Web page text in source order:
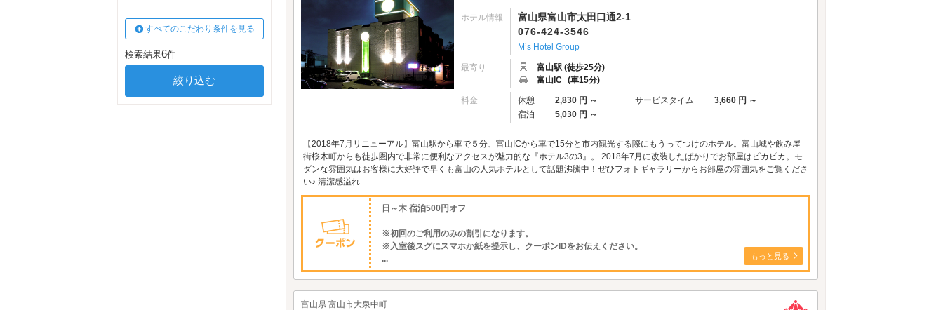
ホテル情報
富山県富山市太田口通2-1
076-424-3546
M’s Hotel Group
最寄り
富山駅 (徒歩25分)
富山IC (車15分)
料金 休憩 2,830 円 ～ サービスタイム
3,660 円 ～
宿泊
5,030 円 ～
【2018年7月リニューアル】富山駅から車で５分、富山ICから車で15分と市内観光する際にもうってつけのホテル。富山城や飲み屋
街桜木町からも徒歩圏内で非常に便利なアクセスが魅力的な『ホテル3の3』。 2018年7月に改装したばかりでお部屋はピカピカ。モ
ダンな雰囲気はお客様に大好評で早くも富山の人気ホテルとして話題沸騰中！ぜひフォトギャラリーからお部屋の雰囲気をご覧くださ
い♪ 清潔感溢れ...
日～木 宿泊500円オフ
※初回のご利用のみの割引になります。
※入室後スグにスマホか紙を提示し、クーポンIDをお伝えください。
...
もっと見る
富山県 富山市大泉中町
すべてのこだわり条件を見る
検索結果6件